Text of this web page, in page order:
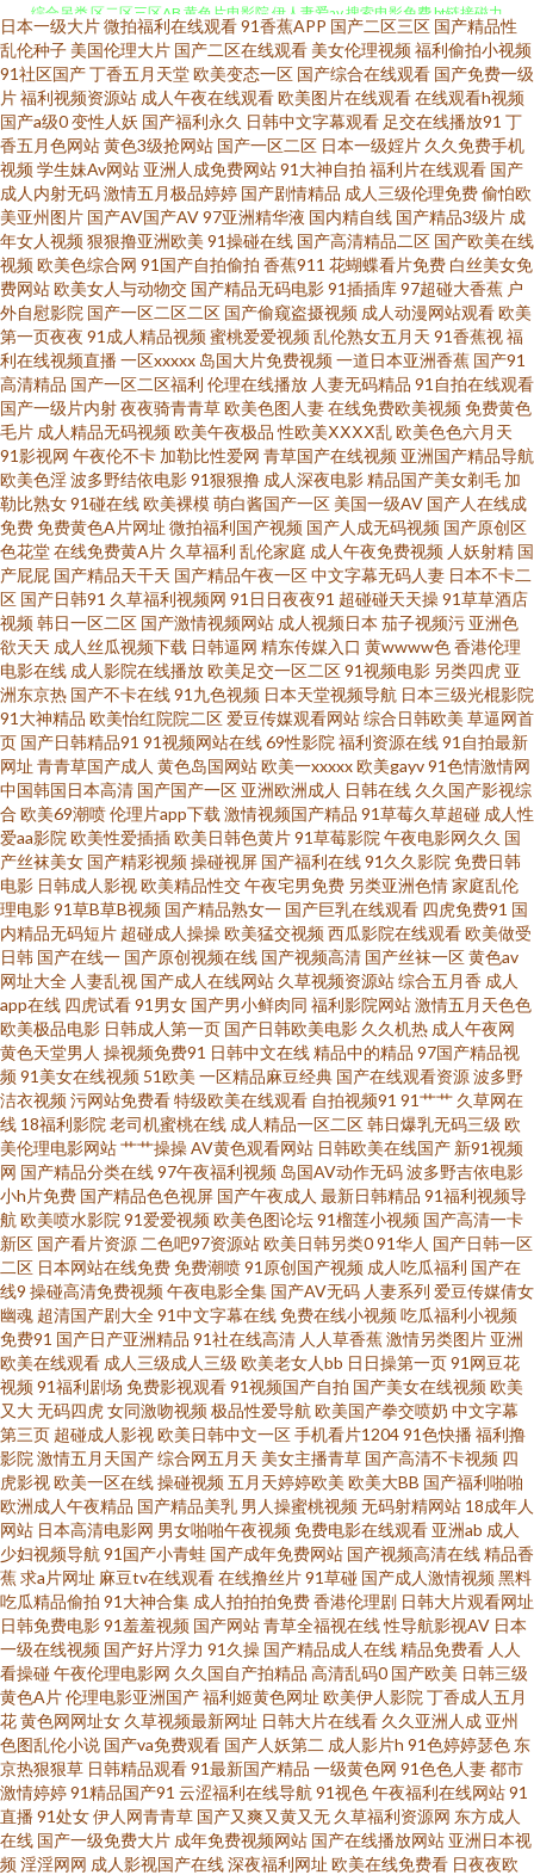
大全 玖玖第一页 草逼电影网站 一区九一制片传媒 扣扣传媒A片一二三区 欧美
成a人在线 91出传媒 欧美在线 91丝瓜视频网址观看 欧日乱伦 天堂AV蜜桃 免
费看片91天堂 91精品在线观看 欧美发生性行为视频 91A在线 欧亚a不卡 激情
播播 麻豆视屏一区二区 欧美色色干 超碰大秀美女 欧美老女人另类 爱豆传媒A
片 日韩欧美国产精品一区 欧洲性生活社区 天天添夜夜 老司机福利入口 五月
天婷婷制服诱惑 蜜桃视频污 日韩欧美瑟瑟免费 黑人寄宿日本家庭 婷婷五月
天久久 香蕉福利视社区 加勒比激情综合 欧美视频第三页 aⅴ五月亭 韩国色色
网 福利AV一区 传媒免费在线观看入口 伪娘导航 99社区 欧美性爱激情在线二
区 91看片黄色 久久国产精品亚洲 在线观看免费电影 精品中出成人国产 91爱
无需下载观看 精品国产福利网站 欧美骚片 国产精品无套久久内射 停停六月
国产色网 超清播放器 波多结野衣视频福利 国产精品成熟人妻少妇一区 成人
啪啪导航大全 狼友开心com 香蕉视频很黄 狼友福利AV 午夜璐璐 www色草 人
妻一二三区成人影片 午夜青娱乐福利 国产综合九九久久 国产日本韩国精品
自慰高湖喷水片 国产精品成人欧美 俺去也网 韩国免费aa 伊人黄色短视频网
站 草草国产欧美 91世界看片永久 日韩A∨ www日韩久久无码 日本91网站入
口 日韩精品一 国产极品自拍今日吃瓜 波多野吉依无码视频 91精选国产视频
超碰91日韩精品日韩久久人妻 91豆网 天天添天天干 午夜社区视频 91热播社
区 影音先峰va中文字幕 国产极品在线观看 亚洲五区久久 AV含羞草在线 人妻
激情网站 91网址免费看 欧美日韩综合国内 在线观看免费电影 国产麻豆传媒
网站 人妻人操 精品福利在线 三级片AV老司机网址 97爱黄色 一级做α爱毛片
久久 麻豆av水果在线 婷婷丁香综合 天天干天天添 自慰网站免费 青青草国产
精品 99福利视频福利 香蕉视频偷拍 福利社免费视频 日韩一线天久久精品 午
夜影音在线资源站 97色啪视频 成人在线观看伊人 欧美另类首页 午夜9av网站
国产色美女视频网页 亚洲一级羞羞视频在线 九九热成人性精品视屏 日本不卡
一区二区三区四区久久婷婷 巨乳黑丝美女 视频在线看免费 老湿机福利96 久
草福利资源视频在线观看 日本人妻波多野吉依 91看片婬黄大片软件 人妻超
碰99 另类专区在线 欧美色图p 玖玖资源在线视频 成人天堂18 黄色福利视频
网 超碰97制服 成人欧美 日韩综合欧美在线 亚欧美精品无码 天天搞穴 国产美
女黄色网站 成人A∨ 日韩国产在线视频 av91情侣视频 成人网站黑丝 伪娘AV A
级香蕉视频 日韩成人一区 99青青草视频 婷婷久久国产传媒 国产精品线路一
日韩18P 国产福利在线导航 香蕉成人在线91 91蜜桃麻豆 日本AVAPP 伊人久
日本一级大片微拍福利在线观看91香蕉APP 国产二区三区 国产精品性
乱伦种子 美国伦理大片 国产二区在线观看 美女伦理视频福利偷拍小视频
91社区国产丁香五月天堂欧美变态一区 国产综合在线观看 国产免费一级
片福利视频资源站 成人午夜在线观看欧美图片在线观看在线观看h视频
国产a级0变性人妖 国产福利永久 日韩中文字幕观看 足交在线播放91 丁
香五月色网站黄色3级抢网站 国产一区二区 日本一级婬片 久久免费手机
视频学生妹Av网站 亚洲人成免费网站91大神自拍 福利片在线观看 国产
成人内射无码激情五月极品婷婷 国产剧情精品 成人三级伦理免费偷怕欧
美亚州图片 国产AV国产AV97亚洲精华液 国内精自线 国产精品3级片 成
年女人视频狠狠撸亚洲欧美 91操碰在线 国产高清精品二区 国产欧美在线
视频欧美色综合网 91国产自拍偷拍 香蕉911 花蝴蝶看片免费 白丝美女免
费网站欧美女人与动物交 国产精品无码电影91插插库97超碰大香蕉 户
外自慰影院 国产一区二区二区 国产偷窥盗摄视频 成人动漫网站观看欧美
第一页夜夜 91成人精品视频蜜桃爱爱视频乱伦熟女五月天 91香蕉视福
利在线视频直播一区xxxxx 岛国大片免费视频一道日本亚洲香蕉 国产91
高清精品 国产一区二区福利 伦理在线播放 人妻无码精品 91自拍在线观看
国产一级片内射夜夜骑青青草欧美色图人妻在线免费欧美视频免费黄色
毛片 成人精品无码视频欧美午夜极品 性欧美ⅩⅩⅩⅩ乱欧美色色六月天
91影视网 午夜伦不卡 加勒比性爱网 青草国产在线视频 亚洲国产精品导航
欧美色淫波多野结依电影91狠狠撸 成人深夜电影精品国产美女剃毛 加
勒比熟女91碰在线欧美裸模萌白酱国产一区 美国一级AV 国产人在线成
免费免费黄色A片网址 微拍福利国产视频 国产人成无码视频 国产原创区
色花堂在线免费黄A片 久草福利 乱伦家庭 成人午夜免费视频 人妖射精 国
产屁屁 国产精品天干天 国产精品午夜一区中文字幕无码人妻 日本不卡二
区 国产日韩91 久草福利视频网 91日日夜夜91 超碰碰天天操91草草酒店
视频韩日一区二区 国产激情视频网站 成人视频日本 茄子视频污 亚洲色
欲天天 成人丝瓜视频下载 日韩逼网 精东传媒入口 黄wwww色香港伦理
电影在线 成人影院在线播放欧美足交一区二区91视频电影 另类四虎 亚
洲东京热 国产不卡在线91九色视频 日本天堂视频导航 日本三级光棍影院
91大神精品 欧美怡红院院二区爱豆传媒观看网站综合日韩欧美 草逼网首
页 国产日韩精品91 91视频网站在线69性影院 福利资源在线91自拍最新
网址 青青草国产成人 黄色岛国网站欧美一xxxxx欧美gayv91色情激情网
中国韩国日本高清 国产国产一区 亚洲欧洲成人 日韩在线 久久国产影视综
合 欧美69潮喷伦理片app下载 激情视频国产精品 91草莓久草超碰 成人性
爱aa影院 欧美性爱插插欧美日韩色黄片91草莓影院 午夜电影网久久 国
产丝袜美女 国产精彩视频操碰视屏 国产福利在线91久久影院 免费日韩
电影 日韩成人影视欧美精品性交午夜宅男免费 另类亚洲色情家庭乱伦
理电影91草B草B视频 国产精品熟女一 国产巨乳在线观看 四虎免费91 国
内精品无码短片 超碰成人操操欧美猛交视频西瓜影院在线观看欧美做受
日韩 国产在线一 国产原创视频在线 国产视频高清 国产丝袜一区黄色av
网址大全 人妻乱视 国产成人在线网站 久草视频资源站综合五月香 成人
app在线 四虎试看91男女 国产男小鲜肉同 福利影院网站激情五月天色色
欧美极品电影 日韩成人第一页 国产日韩欧美电影 久久机热 成人午夜网
黄色天堂男人 操视频免费91 日韩中文在线精品中的精品 97国产精品视
频91美女在线视频 51欧美 一区精品麻豆经典 国产在线观看资源波多野
洁衣视频污网站免费看特级欧美在线观看 自拍视频91 91艹艹 久草网在
线 18福利影院 老司机蜜桃在线 成人精品一区二区韩日爆乳无码三级 欧
美伦理电影网站艹艹操操AV黄色观看网站 日韩欧美在线国产 新91视频
网 国产精品分类在线97午夜福利视频 岛国AV动作无码波多野吉依电影
小h片免费 国产精品色色视屏 国产午夜成人 最新日韩精品 91福利视频导
航 欧美喷水影院 91爱爱视频欧美色图论坛91榴莲小视频 国产高清一卡
新区 国产看片资源 二色吧97资源站欧美日韩另类091华人 国产日韩一区
二区 日本网站在线免费免费潮喷91原创国产视频 成人吃瓜福利 国产在
线9 操碰高清免费视频午夜电影全集 国产AV无码 人妻系列 爱豆传媒倩女
幽魂 超清国产剧大全91中文字幕在线免费在线小视频吃瓜福利小视频
免费91 国产日产亚洲精品 91社在线高清 人人草香蕉激情另类图片 亚洲
欧美在线观看 成人三级成人三级 欧美老女人bb 日日操第一页91网豆花
视频91福利剧场 免费影视观看91视频国产自拍 国产美女在线视频欧美
又大无码四虎女同激吻视频极品性爱导航 欧美国产拳交喷奶 中文字幕
第三页 超碰成人影视欧美日韩中文一区手机看片120491色快播福利撸
影院 激情五月天国产综合网五月天 美女主播青草 国产高清不卡视频 四
虎影视欧美一区在线操碰视频五月天婷婷欧美 欧美大BB 国产福利啪啪
欧洲成人午夜精品 国产精品美乳 男人操蜜桃视频无码射精网站 18成年人
网站 日本高清电影网 男女啪啪午夜视频免费电影在线观看 亚洲ab 成人
少妇视频导航 91国产小青蛙 国产成年免费网站 国产视频高清在线精品香
蕉求a片网址 麻豆tv在线观看在线撸丝片91草碰 国产成人激情视频黑料
吃瓜精品偷拍 91大神合集 成人拍拍拍免费香港伦理剧 日韩大片观看网址
日韩免费电影91羞羞视频 国产网站青草全福视在线性导航影视AV 日本
一级在线视频 国产好片浮力 91久操 国产精品成人在线精品免费看 人人
看操碰午夜伦理电影网 久久国自产拍精品 高清乱码0 国产欧美 日韩三级
黄色A片伦理电影亚洲国产福利姬黄色网址 欧美伊人影院 丁香成人五月
花黄色网网址女 久草视频最新网址 日韩大片在线看 久久亚洲人成 亚州
色图乱伦小说 国产va免费观看 国产人妖第二 成人影片h 91色婷婷瑟色 东
京热狠狠草 日韩精品观看91最新国产精品 一级黄色网 91色色人妻都市
激情婷婷91精品国产91 云涩福利在线导航 91视色午夜福利在线网站91
直播91处女伊人网青青草 国产又爽又黄又无 久草福利资源网 东方成人
在线 国产一级免费大片 成年免费视频网站 国产在线播放网站 亚洲日本视
频淫淫网网 成人影视国产在线深夜福利网址 欧美在线免费看 日夜夜欧